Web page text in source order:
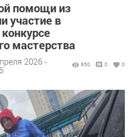
помощи из
участие в
мастерства
2026 -
650 0 0